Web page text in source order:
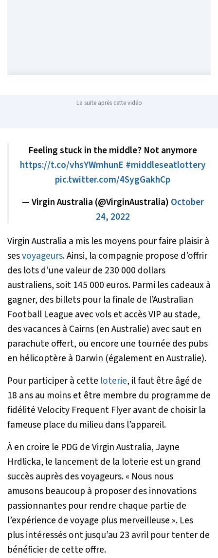
La suite après cette vidéo
Feeling stuck in the middle? Not anymore
https://t.co/vhsYWmhunE #middleseatlottery
pic.twitter.com/4SygGakhCp
— Virgin Australia (@VirginAustralia) October
24, 2022
Virgin Australia a mis les moyens pour faire plaisir à
sesvoyageurs. Ainsi, la compagnie propose d’offrir
des lots d’une valeur de 230 000 dollars
australiens, soit 145 000 euros. Parmi les cadeaux à
gagner, des billets pour la finale de l’Australian
Football League avec vols et accès VIP au stade,
des vacances à Cairns (en Australie) avec saut en
parachute offert, ou encore une tournée des pubs
en hélicoptère à Darwin (également en Australie).
Pour participer à cette loterie, il faut être âgé de
18 ans au moins et être membre du programme de
fidélité Velocity Frequent Flyer avant de choisir la
fameuse place du milieu dans l’appareil.
À en croire le PDG de Virgin Australia, Jayne
Hrdlicka, le lancement de la loterie est un grand
succès auprès des voyageurs. « Nous nous
amusons beaucoup à proposer des innovations
passionnantes pour rendre chaque partie de
l’expérience de voyage plus merveilleuse ». Les
plus intéressés ont jusqu’au 23 avril pour tenter de
bénéficier de cette offre.